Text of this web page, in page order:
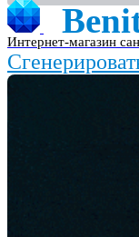
Интернет-магазин